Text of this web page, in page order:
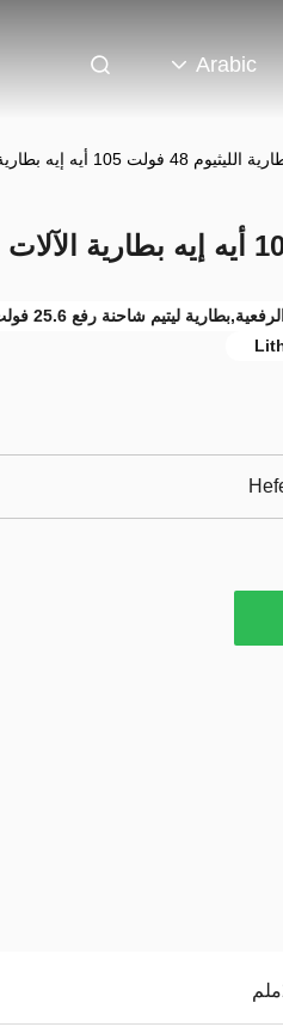
Arabic
الليثيوم 48 فولت 105 أيه إيه بطارية الآلات الصناعية
ليتيم شاحنة رفع 25.6 فولت